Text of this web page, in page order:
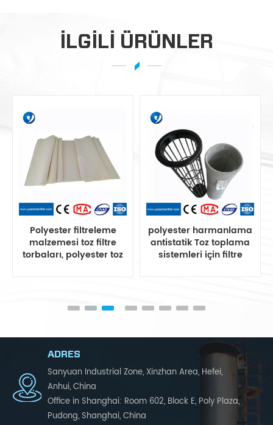
ILGILI ÜRÜNLER
Polyester filtreleme
malzemesi toz filtre
torbaları, polyester toz
polyester harmanlama
antistatik Toz toplama
sistemleri için filtre
ADRES
Sanyuan Industrial Zone, Xinzhan Area, Hefei,
Anhui, China
Office in Shanghai: Room 602, Block E, Poly Plaza,
Pudong, Shanghai, China